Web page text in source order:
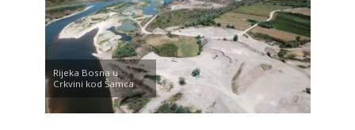
Rijeka Bosna u
Crkvini kod Šamca